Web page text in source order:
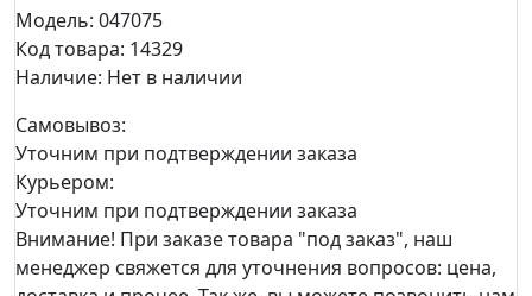
Модель: 047075
Код товара: 14329
Наличие: Нет в наличии
Самовывоз:
Уточним при подтверждении заказа
Курьером:
Уточним при подтверждении заказа
Внимание! При заказе товара "под заказ", наш
менеджер свяжется для уточнения вопросов: цена,